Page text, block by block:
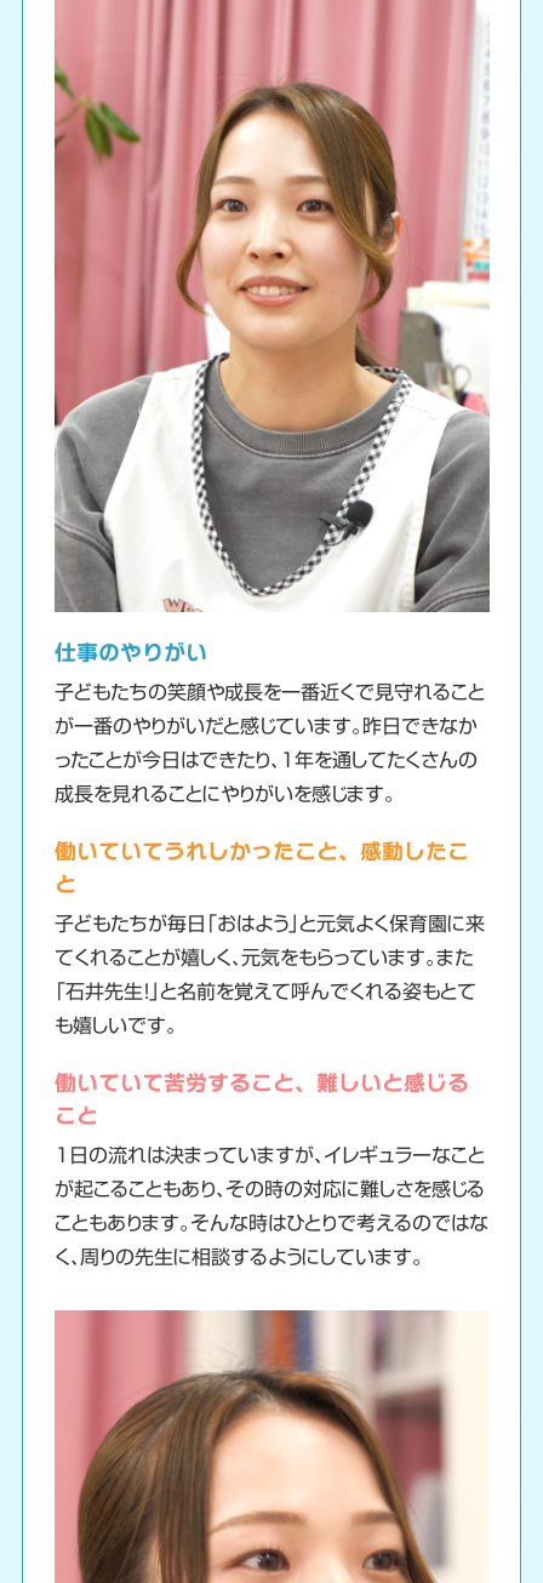
仕事のやりがい
子どもたちの笑顔や成長を一番近くで見守れること
が一番のやりがいだと感じています。昨日できなか
ったことが今日はできたり、1年を通してたくさんの
成長を見れることにやりがいを感じます。
働いていてうれしかったこと、感動したこ
と
子どもたちが毎日「おはよう」と元気よく保育園に来
てくれることが嬉しく、元気をもらっています。また
「石井先生！」と名前を覚えて呼んでくれる姿もとて
も嬉しいです。
働いていて苦労すること、難しいと感じる
こと
1日の流れは決まっていますが、イレギュラーなこと
が起こることもあり、その時の対応に難しさを感じる
こともあります。そんな時はひとりで考えるのではな
く、周りの先生に相談するようにしています。